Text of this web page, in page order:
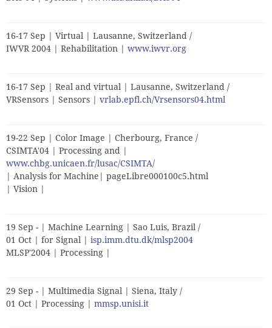
16-17 Sep | Virtual | Lausanne, Switzerland /
IWVR 2004 | Rehabilitation | www.iwvr.org
16-17 Sep | Real and virtual | Lausanne, Switzerland /
VRSensors | Sensors | vrlab.epfl.ch/Vrsensors04.html
19-22 Sep | Color Image | Cherbourg, France /
CSIMTA'04 | Processing and |
www.chbg.unicaen.fr/lusac/CSIMTA/
| Analysis for Machine| pageLibre000100c5.html
| Vision |
19 Sep - | Machine Learning | Sao Luis, Brazil /
01 Oct | for Signal | isp.imm.dtu.dk/mlsp2004
MLSP'2004 | Processing |
29 Sep - | Multimedia Signal | Siena, Italy /
01 Oct | Processing | mmsp.unisi.it